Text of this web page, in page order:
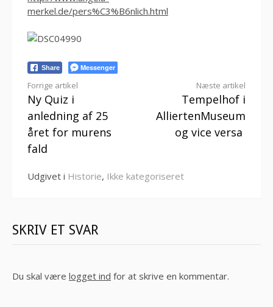
merkel.de/pers%C3%B6nlich.html
Share Messenger
Læs
videre
Forrige artikel
Ny Quiz i
anledning af 25
året for murens
fald
Næste artikel
Tempelhof i
AlliertenMuseum
og vice versa
Udgivet i Historie, Ikke kategoriseret
SKRIV ET SVAR
Du skal være logget ind for at skrive en kommentar.